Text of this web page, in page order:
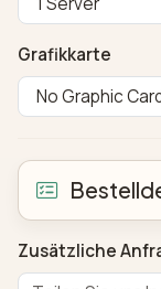
Grafikkarte
Zusätzliche